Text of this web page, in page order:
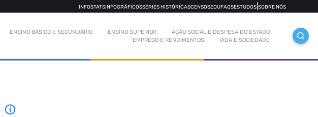
INFOSTATSINFOGRÁFICOSSÉRIES HISTÓRICASCENSOSEDUFAQSESTUDOS SOBRE NÓS
ENSINO BÁSICO E SECUNDÁRIO ENSINO SUPERIOR
AÇÃO SOCIAL E DESPESA DO ESTADO
EMPREGO E RENDIMENTOS
VIDA E SOCIEDADE